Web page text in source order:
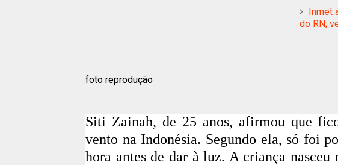
Inmet
do RN;
foto reprodução
Siti Zainah, de 25 anos, afirmou que
vento na Indonésia. Segundo ela, só foi
hora antes de dar à luz. A criança nasceu